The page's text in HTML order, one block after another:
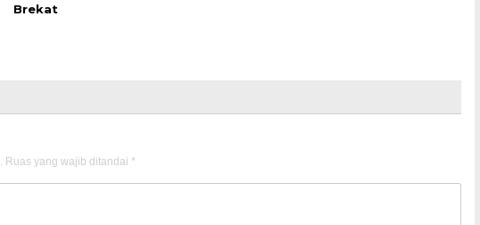
Brekat
Ruas yang wajib ditandai *